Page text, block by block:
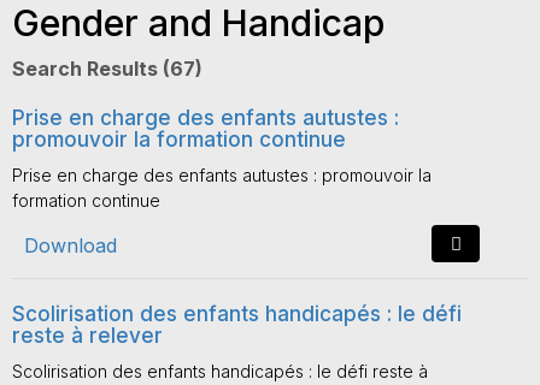
Gender and Handicap
Search Results (67)
Prise en charge des enfants autustes :
promouvoir la formation continue
Prise en charge des enfants autustes : promouvoir la
formation continue
Download
Scolirisation des enfants handicapés : le défi
reste à relever
Scolirisation des enfants handicapés : le défi reste à